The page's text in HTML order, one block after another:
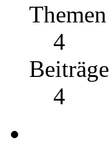
Themen
4
Beiträge
4